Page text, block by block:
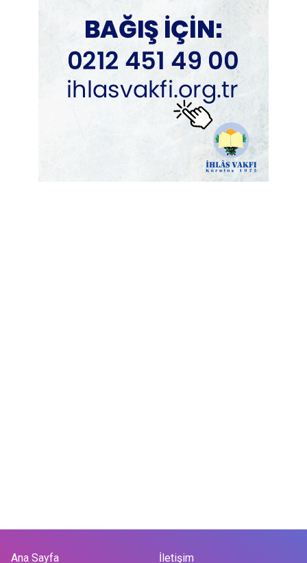
Ana Sayfa İletişim